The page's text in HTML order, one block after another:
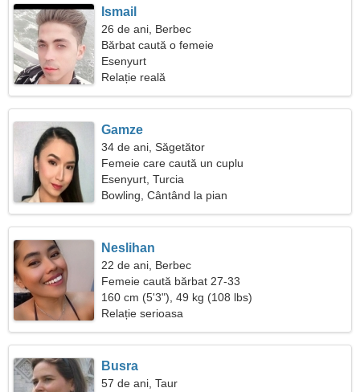
Ismail
26 de ani, Berbec
Bărbat caută o femeie
Esenyurt
Relație reală
Gamze
34 de ani, Săgetător
Femeie care caută un cuplu
Esenyurt, Turcia
Bowling, Cântând la pian
Neslihan
22 de ani, Berbec
Femeie caută bărbat 27-33
160 cm (5'3"), 49 kg (108 lbs)
Relație serioasa
Busra
57 de ani, Taur